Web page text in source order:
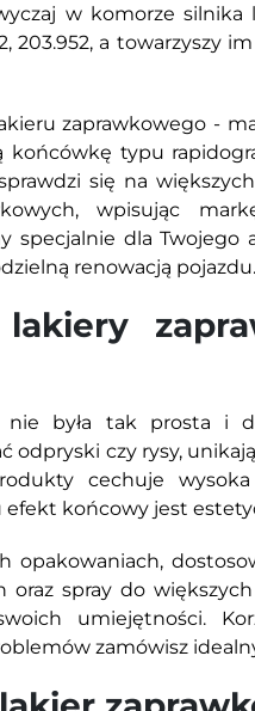
w komorze silnika
203.952, a towarzyszy
zaprawkowego -
typu
się na
wpisując
specjalnie dla Twojego
renowacją pojazdu.
była tak prosta i
odpryski czy rysy,
cechuje
końcowy jest
spray do
umiejętności.
zamówisz